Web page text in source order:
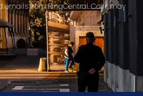
emails from RingCentral. Calls may